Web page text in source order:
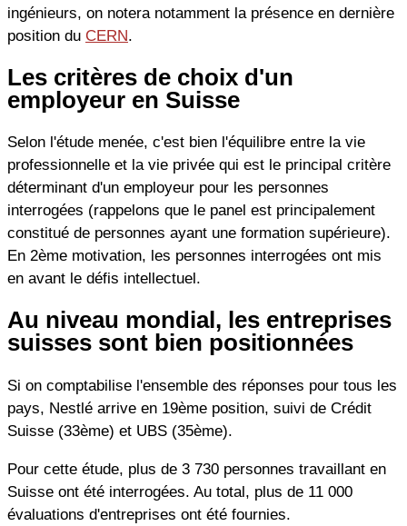
ingénieurs, on notera notamment la présence en dernière
position du CERN.
Les critères de choix d'un
employeur en Suisse
Selon l'étude menée, c'est bien l'équilibre entre la vie
professionnelle et la vie privée qui est le principal critère
déterminant d'un employeur pour les personnes
interrogées (rappelons que le panel est principalement
constitué de personnes ayant une formation supérieure).
En 2ème motivation, les personnes interrogées ont mis
en avant le défis intellectuel.
Au niveau mondial, les entreprises
suisses sont bien positionnées
Si on comptabilise l'ensemble des réponses pour tous les
pays, Nestlé arrive en 19ème position, suivi de Crédit
Suisse (33ème) et UBS (35ème).
Pour cette étude, plus de 3 730 personnes travaillant en
Suisse ont été interrogées. Au total, plus de 11 000
évaluations d'entreprises ont été fournies.